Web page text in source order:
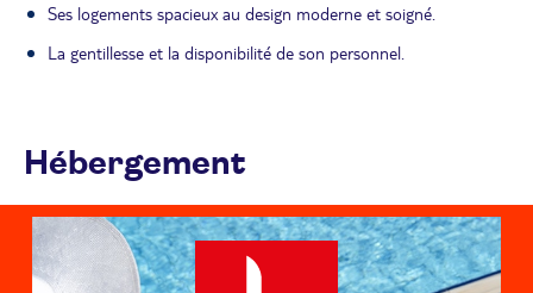
Ses logements spacieux au design moderne et soigné.
La gentillesse et la disponibilité de son personnel.
Hébergement